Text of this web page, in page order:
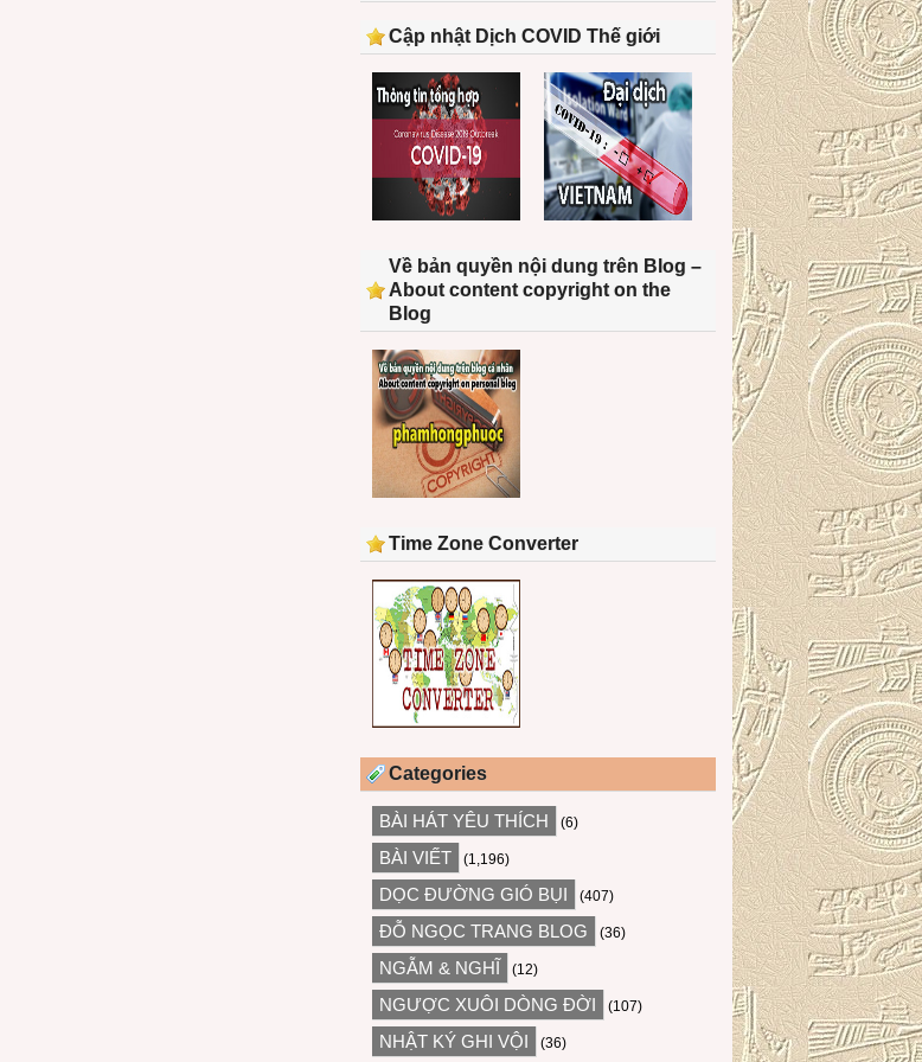
Cập nhật Dịch COVID Thế giới
Về bản quyền nội dung trên Blog –
About content copyright on the
Blog
Time Zone Converter
Categories
BÀI HÁT YÊU THÍCH (6)
BÀI VIẾT (1,196)
DỌC ĐƯỜNG GIÓ BỤI (407)
ĐỖ NGỌC TRANG BLOG (36)
NGẪM & NGHĨ (12)
NGƯỢC XUÔI DÒNG ĐỜI (107)
NHẬT KÝ GHI VỘI (36)